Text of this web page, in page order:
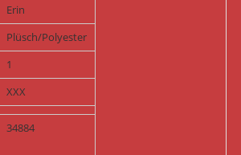
Erin
Plüsch/Polyester
1
XXX
34884